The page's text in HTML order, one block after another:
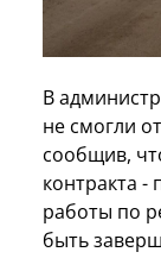
В
не смогли
сообщив,
контракта -
работы по
быть